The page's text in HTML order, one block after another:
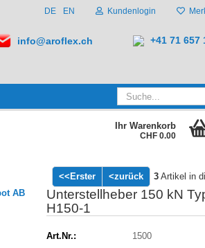
DE EN Kundenlogin
info@aroflex.ch +41 71 657
Ihr Warenkorb
CHF 0.00
<<Erster <zurück 3Artikel in
AB
Unterstellheber 150 kN
H150-1
Art.Nr.:
1500